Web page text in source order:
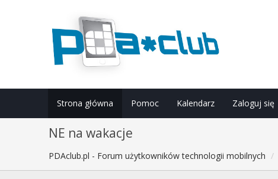
Strona główna Pomoc Kalendarz Zaloguj się
NE na wakacje
PDAclub.pl - Forum użytkowników technologii mobilnych